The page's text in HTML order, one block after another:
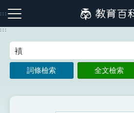
到
主
:::
注音索引圖示 筆畫索引圖示
:::
詞條檢索 全文檢索